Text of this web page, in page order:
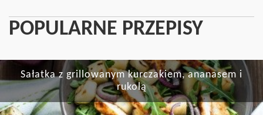
POPULARNE PRZEPISY
Sałatka z grillowanym kurczakiem, ananasem i
rukolą